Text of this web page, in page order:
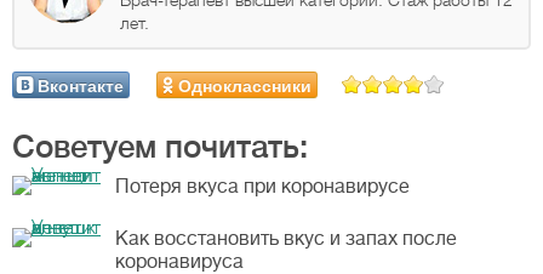
лет.
Вконтакте Одноклассники
Советуем почитать:
Потеря вкуса при коронавирусе
Как восстановить вкус и запах после
коронавируса